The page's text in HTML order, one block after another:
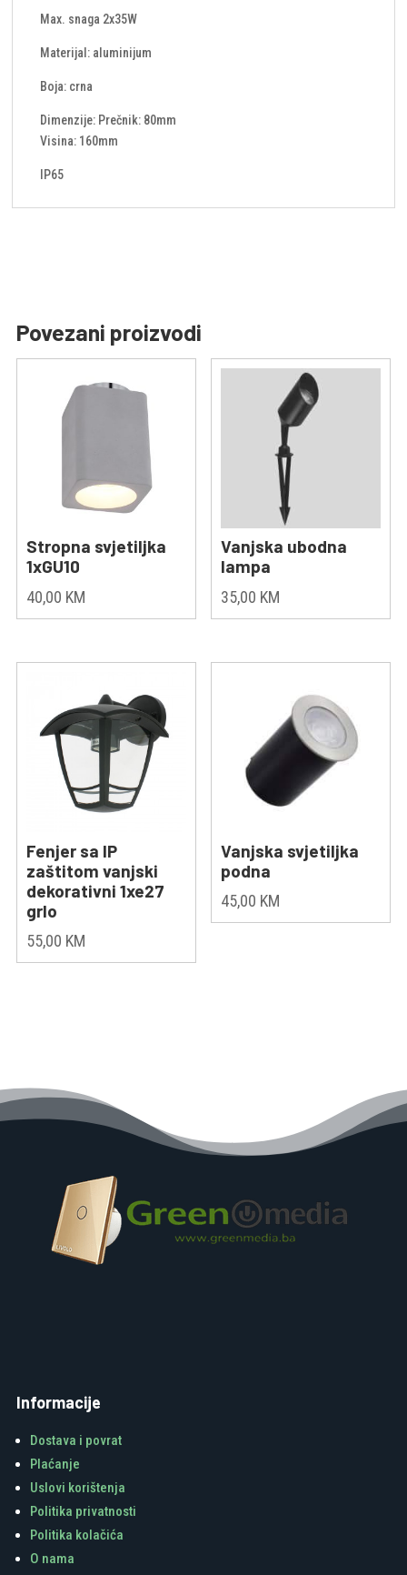
Max. snaga 2x35W
Materijal: aluminijum
Boja: crna
Dimenzije: Prečnik: 80mm
Visina: 160mm
IP65
Povezani proizvodi
Stropna svjetiljka
1xGU10
40,00 KM
Vanjska ubodna
lampa
35,00 KM
Fenjer sa IP
zaštitom vanjski
dekorativni 1xe27
grlo
55,00 KM
Vanjska svjetiljka
podna
45,00 KM
Informacije
Dostava i povrat
Plaćanje
Uslovi korištenja
Politika privatnosti
Politika kolačića
O nama